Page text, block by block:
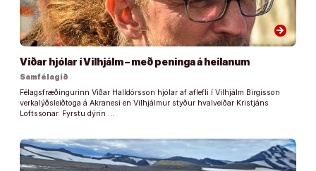
arrow_forward
Viðar hjólar í Vilhjálm – með peninga á heilanum
Samfélagið
Félagsfræðingurinn Viðar Halldórsson hjólar af aflefli í Vilhjálm Birgisson
verkalýðsleiðtoga á Akranesi en Vilhjálmur styður hvalveiðar Kristjáns
Loftssonar. Fyrstu dýrin …